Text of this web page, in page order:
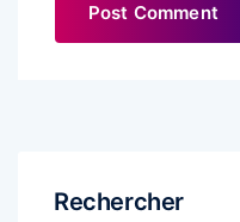
Rechercher